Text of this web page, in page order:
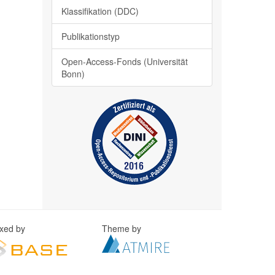
Klassifikation (DDC)
Publikationstyp
Open-Access-Fonds (Universität
Bonn)
by Theme by